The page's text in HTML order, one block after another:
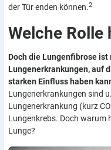
der Tür enden können.2
Welche Rolle
Doch die Lungenfibrose ist
Lungenerkrankungen, auf
starken Einfluss haben
Lungenerkrankungen sind
Lungenerkrankung (kurz
Lungenkrebs. Doch warum
Lunge?